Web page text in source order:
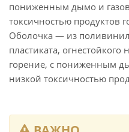
пониженным дымо и
токсичностью продуктов
Оболочка — из
пластиката,
горение, с пониженным
низкой токсичностью